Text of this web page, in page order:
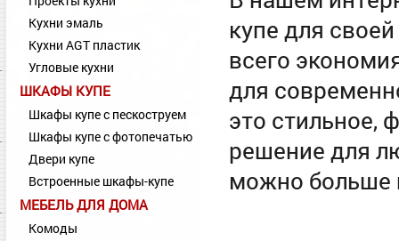
Кухни эмаль
Кухни AGT пластик
Угловые кухни
ШКАФЫ КУПЕ
Шкафы купе с пескоструем
Шкафы купе с фотопечатью
Двери купе
Встроенные шкафы-купе
МЕБЕЛЬ ДЛЯ ДОМА
Комоды
купе для
всего
для
это стильное,
решение для
можно больше